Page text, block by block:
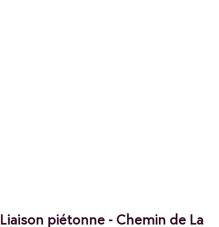
Liaison piétonne - Chemin de La